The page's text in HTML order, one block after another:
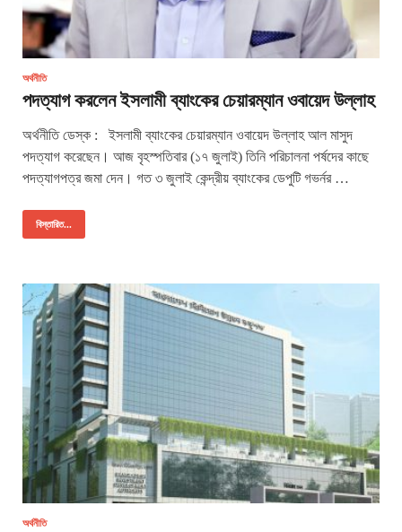
অর্থনীতি
পদত্যাগ করলেন ইসলামী ব্যাংকের চেয়ারম্যান ওবায়েদ উল্লাহ
অর্থনীতি ডেস্ক : ইসলামী ব্যাংকের চেয়ারম্যান ওবায়েদ উল্লাহ আল মাসুদ
পদত্যাগ করেছেন। আজ বৃহস্পতিবার (১৭ জুলাই) তিনি পরিচালনা পর্ষদের কাছে
পদত্যাগপত্র জমা দেন। গত ৩ জুলাই কেন্দ্রীয় ব্যাংকের ডেপুটি গভর্নর …
বিস্তারিত...
অর্থনীতি